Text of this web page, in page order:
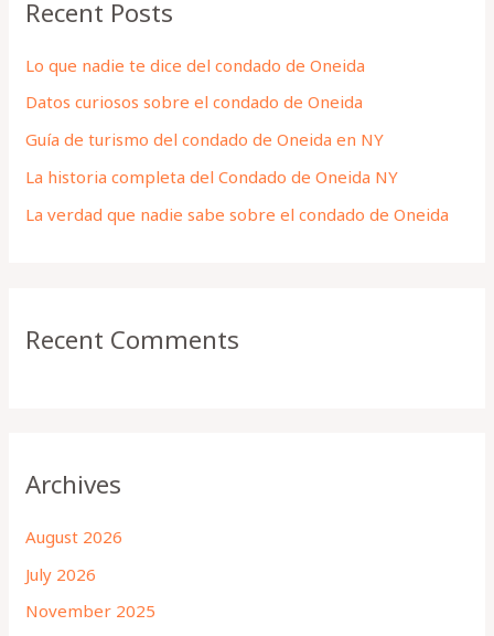
c
f
o
r
:
Recent Posts
Lo que nadie te dice del condado de Oneida
Datos curiosos sobre el condado de Oneida
Guía de turismo del condado de Oneida en NY
La historia completa del Condado de Oneida NY
La verdad que nadie sabe sobre el condado de Oneida
Recent Comments
Archives
August 2026
July 2026
November 2025